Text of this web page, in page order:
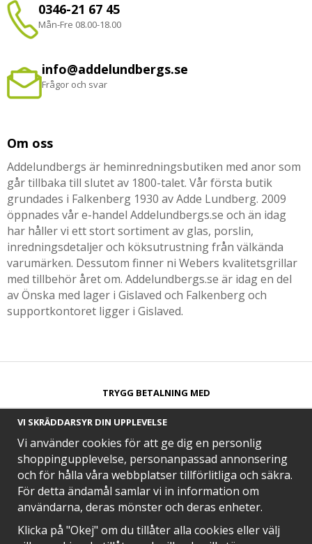
0346-21 67 45
Mån-Fre 08.00-18.00
info@addelundbergs.se
Frågor och svar
Om oss
Addelundbergs är heminredningsbutiken med anor som
går tillbaka till slutet av 1800-talet. Vår första butik
grundades i Falkenberg 1930 av Adde Lundberg. 2009
öppnades vår e-handel Addelundbergs.se och än idag
har håller vi ett stort sortiment av glas, porslin,
inredningsdetaljer och köksutrustning från välkända
varumärken. Dessutom finner ni Webers kvalitetsgrillar
med tillbehör året om. Addelundbergs.se är idag en del
av Önska med lager i Gislaved och Falkenberg och
supportkontoret ligger i Gislaved.
TRYGG BETALNING MED​
SNABB LEVERANS MED
VI SKRÄDDARSYR DIN UPPLEVELSE
Vi använder cookies för att ge dig en personlig
shoppingupplevelse, personanpassad annonsering
och för hålla våra webbplatser tillförlitliga och säkra.
För detta ändamål samlar vi in information om
användarna, deras mönster och deras enheter.
Klicka på "Okej" om du tillåter alla cookies eller välj